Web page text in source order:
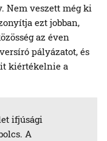
Nem veszett még ki
ezt jobban,
az éven
pályázatot, és
kiértékelnie a
ifjúsági
A